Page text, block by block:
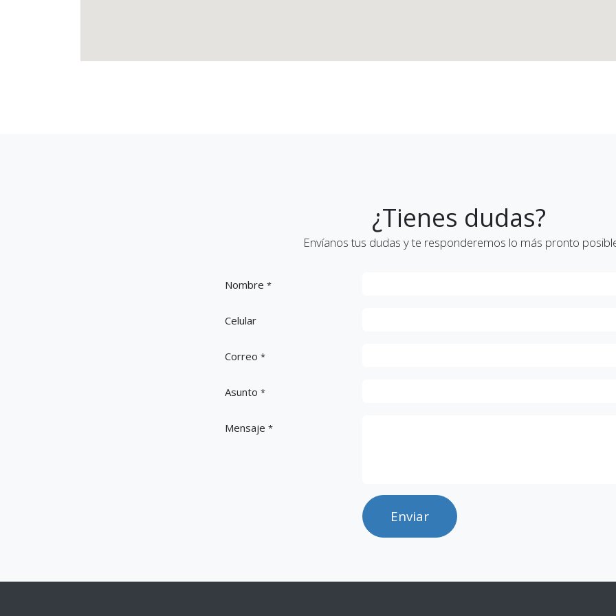
¿Tienes dudas?
Envíanos tus dudas y te responderemos lo más pronto
Nombre *
Celular
Correo *
Asunto *
Mensaje *
Enviar